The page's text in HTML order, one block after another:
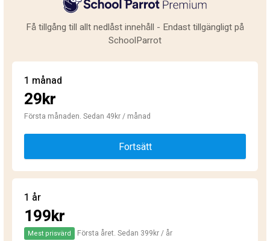
Få tillgång till allt nedlåst innehåll - Endast tillgängligt på
SchoolParrot
1 månad
29kr
Första månaden. Sedan 49kr / månad
Fortsätt
1 år
199kr
Mest prisvärd Första året. Sedan 399kr / år